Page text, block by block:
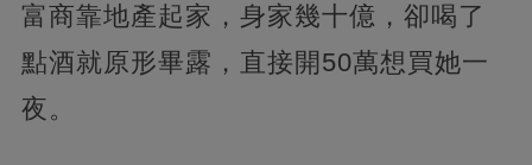
富商靠地產起家，身家幾十億，卻喝了
點酒就原形畢露，直接開50萬想買她一
夜。